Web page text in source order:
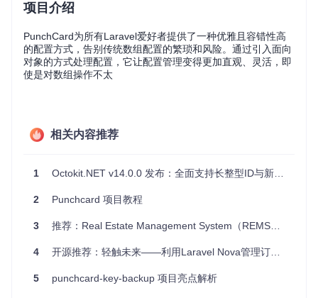
项目介绍
PunchCard为所有Laravel爱好者提供了一种优雅且容错性高
的配置方式，告别传统数组配置的繁琐和风险。通过引入面向
对象的方式处理配置，它让配置管理变得更加直观、灵活，即
使是对数组操作不太
相关内容推荐
1 Octokit.NET v14.0.0 发布：全面支持长整型ID与新增API功能
2 Punchcard 项目教程
3 推荐：Real Estate Management System（REMS）——实现高效房地产管理的利器
4 开源推荐：轻触未来——利用Laravel Nova管理订阅新纪元
5 punchcard-key-backup 项目亮点解析